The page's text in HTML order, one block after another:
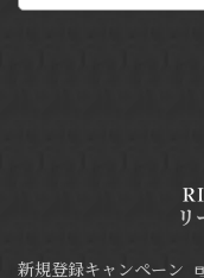
リ
新規登録キャンペーン